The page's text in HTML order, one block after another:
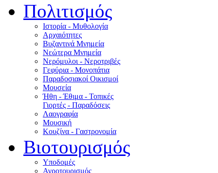
Πολιτισμός
Ιστορία - Μυθολογία
Αρχαιότητες
Βυζαντινά Μνημεία
Νεώτερα Μνημεία
Νερόμυλοι - Nεροτριβές
Γεφύρια - Μονοπάτια
Παραδοσιακοί Οικισμοί
Μουσεία
Ήθη - Έθιμα - Τοπικές
Γιορτές - Παραδόσεις
Λαογραφία
Μουσική
Κουζίνα - Γαστρονομία
Βιοτουρισμός
Υποδομές
Αγροτουρισμός